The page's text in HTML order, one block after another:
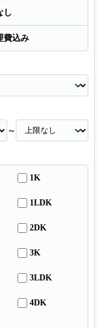
し
費込み
～
1K
1LDK
2DK
3K
3LDK
4DK